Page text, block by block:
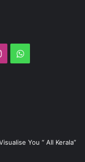
InstagramWhatsApp
You “ All Kerala”